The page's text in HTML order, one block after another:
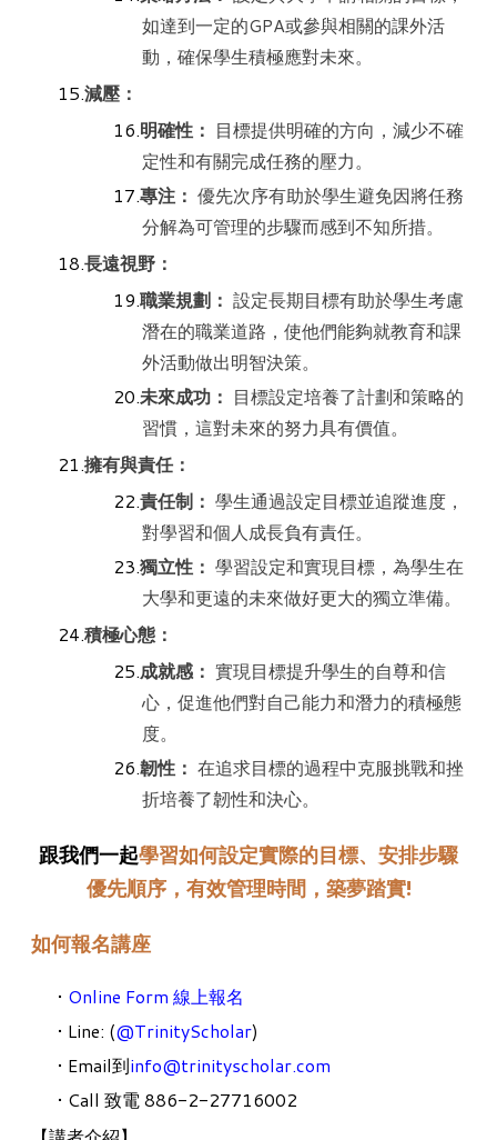
如達到一定的GPA或參與相關的課外活
動，確保學生積極應對未來。
減壓：
明確性： 目標提供明確的方向，減少不確
定性和有關完成任務的壓力。
專注： 優先次序有助於學生避免因將任務
分解為可管理的步驟而感到不知所措。
長遠視野：
職業規劃： 設定長期目標有助於學生考慮
潛在的職業道路，使他們能夠就教育和課
外活動做出明智決策。
未來成功： 目標設定培養了計劃和策略的
習慣，這對未來的努力具有價值。
擁有與責任：
責任制： 學生通過設定目標並追蹤進度，
對學習和個人成長負有責任。
獨立性： 學習設定和實現目標，為學生在
大學和更遠的未來做好更大的獨立準備。
積極心態：
成就感： 實現目標提升學生的自尊和信
心，促進他們對自己能力和潛力的積極態
度。
韌性： 在追求目標的過程中克服挑戰和挫
折培養了韌性和決心。
跟我們一起學習如何設定實際的目標、安排步驟
優先順序，有效管理時間，築夢踏實!
如何報名講座
Online Form 線上報名
Line: (@TrinityScholar)
Email到info@trinityscholar.com
Call 致電 886-2-27716002